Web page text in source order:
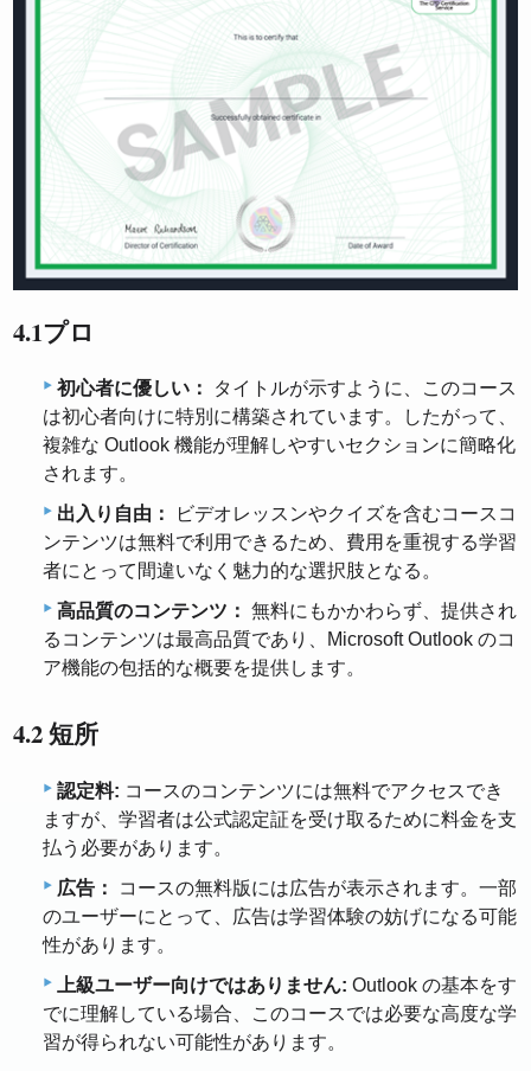
4.1プロ
初心者に優しい：
タイトルが示すように、このコース
は初心者向けに特別に構築されています。したがって、
複雑な Outlook 機能が理解しやすいセクションに簡略化
されます。
出入り自由：
ビデオレッスンやクイズを含むコースコ
ンテンツは無料で利用できるため、費用を重視する学習
者にとって間違いなく魅力的な選択肢となる。
高品質のコンテンツ： 無料にもかかわらず、提供され
るコンテンツは最高品質であり、Microsoft Outlook のコ
ア機能の包括的な概要を提供します。
4.2 短所
認定料: コースのコンテンツには無料でアクセスでき
ますが、学習者は公式認定証を受け取るために料金を支
払う必要があります。
広告：
コースの無料版には広告が表示されます。一部
のユーザーにとって、広告は学習体験の妨げになる可能
性があります。
上級ユーザー向けではありません: Outlook の基本をす
でに理解している場合、このコースでは必要な高度な学
習が得られない可能性があります。